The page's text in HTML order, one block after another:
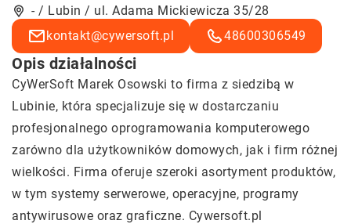
- / Lubin / ul. Adama Mickiewicza 35/28
kontakt@cywersoft.pl
48600306549
Opis działalności
CyWerSoft Marek Osowski to firma z siedzibą w
Lubinie, która specjalizuje się w dostarczaniu
profesjonalnego oprogramowania komputerowego
zarówno dla użytkowników domowych, jak i firm różnej
wielkości. Firma oferuje szeroki asortyment produktów,
w tym systemy serwerowe, operacyjne, programy
antywirusowe oraz graficzne. Cywersoft.pl